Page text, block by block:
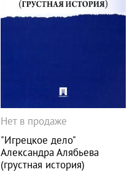
Нет в продаже
"Игрецкое дело"
Александра Алябьева
(грустная история)